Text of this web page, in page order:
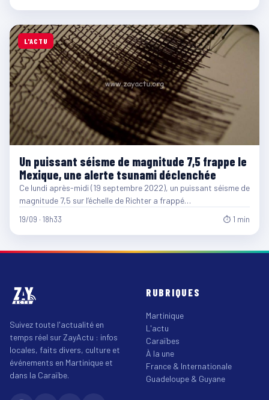
L'ACTU
Un puissant séisme de magnitude 7,5 frappe le
Mexique, une alerte tsunami déclenchée
Ce lundi après-midi (19 septembre 2022), un puissant séisme de
magnitude 7,5 sur l’échelle de Richter a frappé…
19/09 · 18h33 ⏱ 1 min
Suivez toute l'actualité en
temps réel sur ZayActu : infos
locales, faits divers, culture et
événements en Martinique et
dans la Caraïbe.
RUBRIQUES
Martinique
L'actu
Caraïbes
À la une
France & Internationale
Guadeloupe & Guyane